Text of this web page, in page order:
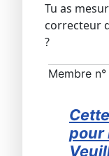
Tu as
correcteur
?
Membre
pour